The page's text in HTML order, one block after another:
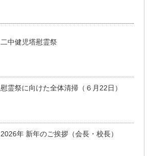
二中健児塔慰霊祭
慰霊祭に向けた全体清掃（６月22日）
2026年 新年のご挨拶（会長・校長）